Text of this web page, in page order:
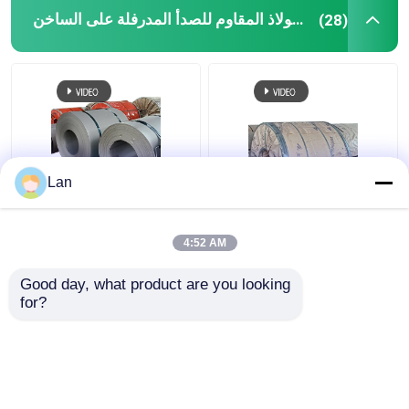
430 لوحة من الفولاذ المقاوم للصدأ
لفائف الفولاذ المقاوم للصدأ المدرفلة على الساخن (28)
2B BA 8K NO.4 لفائف
افضل سعر
201202 الفولاذ المقاوم
المدرفلة على الساخن /
افضل سعر
Lan
4:52 AM
Good day, what product are you looking
for?